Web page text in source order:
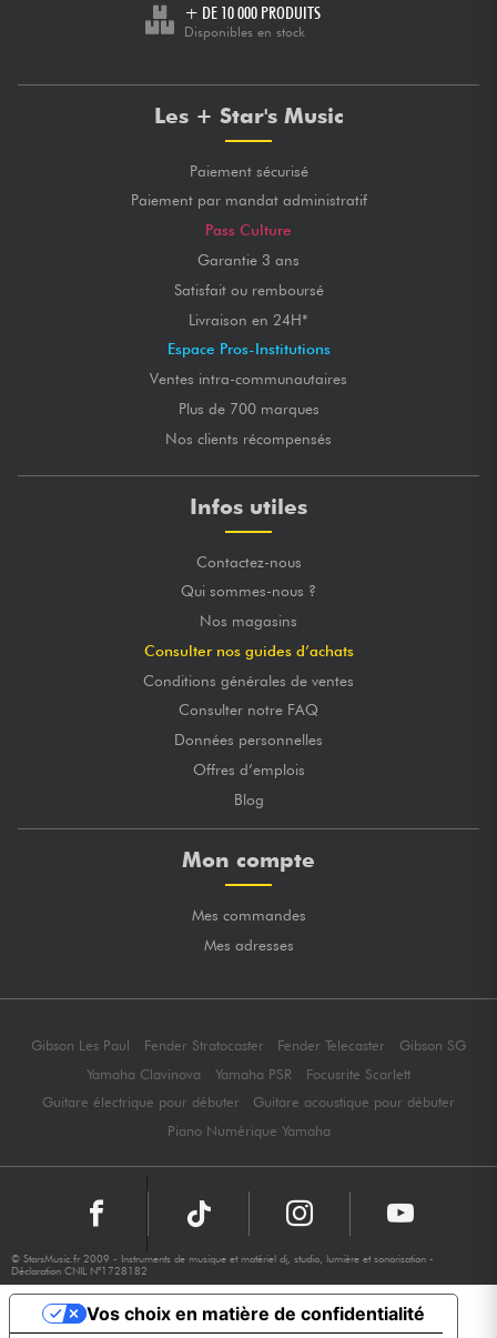
+ DE 10 000 PRODUITS
Disponibles en stock
Les + Star's Music
Paiement sécurisé
Paiement par mandat administratif
Pass Culture
Garantie 3 ans
Satisfait ou remboursé
Livraison en 24H*
Espace Pros-Institutions
Ventes intra-communautaires
Plus de 700 marques
Nos clients récompensés
Infos utiles
Contactez-nous
Qui sommes-nous ?
Nos magasins
Consulter nos guides d’achats
Conditions générales de ventes
Consulter notre FAQ
Données personnelles
Offres d’emplois
Blog
Mon compte
Mes commandes
Mes adresses
Gibson Les Paul Fender Stratocaster Fender Telecaster
Gibson SG
Yamaha Clavinova
Yamaha PSR
Focusrite Scarlett
Guitare électrique pour débuter
Guitare acoustique pour débuter
Piano Numérique Yamaha
© StarsMusic.fr 2009 - Instruments de musique et matériel dj, studio, lumière et sonorisation -
Déclaration CNIL N°1728182
Vos choix en matière de confidentialité